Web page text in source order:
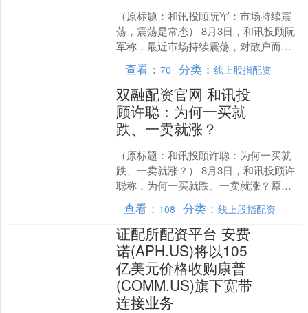
（原标题：和讯投顾阮军：市场持续震
荡，震荡是常态） 8月3日，和讯投顾阮
军称，最近市场持续震荡，对散户而言
着实折磨，该如何降低风险呢？在A股市
场操作，震荡未来会....
查看：70 分类：线上股指配资
双融配资官网 和讯投
顾许聪：为何一买就
跌、一卖就涨？
（原标题：和讯投顾许聪：为何一买就
跌、一卖就涨？） 8月3日，和讯投顾许
聪称，为何一买就跌、一卖就涨？原因
很简单，不是技术层面出了问题，而是
交易纪律崩塌了。以下....
查看： 108 分类：线上股指配资
证配所配资平台 安费
诺(APH.US)将以105
亿美元价格收购康普
(COMM.US)旗下宽带
连接业务